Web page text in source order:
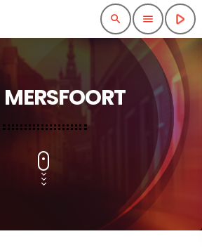
search menu play_arrow